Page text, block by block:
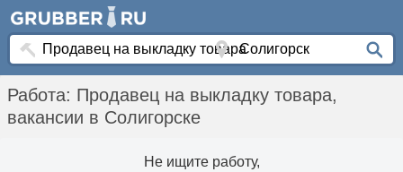
Работа: Продавец на выкладку товара,
вакансии в Солигорске
Не ищите работу,